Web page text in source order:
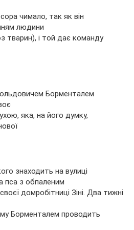
чимало, так як він
людини
тварин), і той дає команду
Борменталем
яка, на його думку,
знаходить на вулиці
пса з обпаленим
домробітниці Зіні. Два тижні
Борменталем проводить